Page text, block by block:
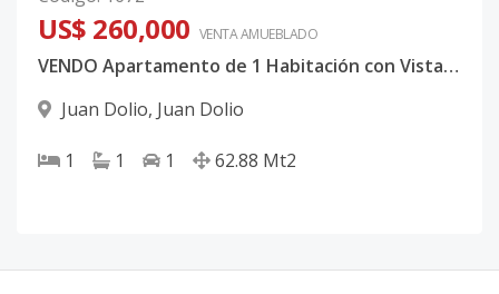
US$ 260,000 VENTA AMUEBLADO
VENDO Apartamento de 1 Habitación con Vista Al Mar Amueblado Full en Primera Línea de Playa En Juan Dolió CÓDIGO: PD546
Juan Dolio, Juan Dolio
1 1 1 62.88 Mt2